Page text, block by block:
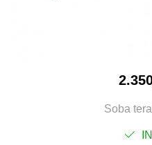
Soba